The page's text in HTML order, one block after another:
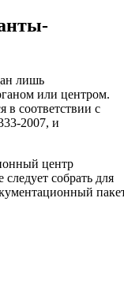
лишь
или центром.
в соответствии с
2007, и
центр
собрать для